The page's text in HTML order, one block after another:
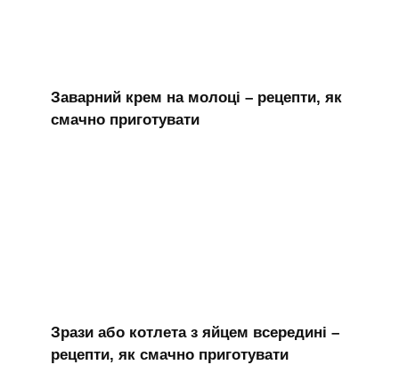
Заварний крем на молоці – рецепти, як
смачно приготувати
Зрази або котлета з яйцем всередині –
рецепти, як смачно приготувати